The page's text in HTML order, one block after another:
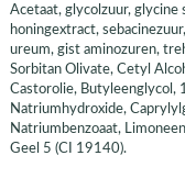
Acetaat, glycolzuur, glycine
honingextract,
ureum, gist aminozuren,
Sorbitan Olivate, Cetyl
Castorolie, Butyleenglycol,
Natriumhydroxide,
Natriumbenzoaat,
Geel 5 (CI 19140).